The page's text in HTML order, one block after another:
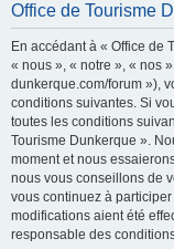
Office de Tourisme
En accédant à « Office de
« nous », « notre », « nos
dunkerque.com/forum »),
conditions suivantes. Si
toutes les conditions
Tourisme Dunkerque ».
moment et nous
nous vous conseillons de
vous continuez à
modifications aient été
responsable des